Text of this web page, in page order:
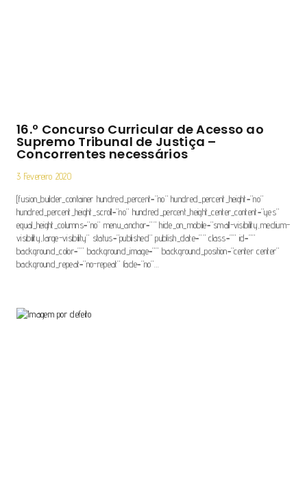
16.º Concurso Curricular de Acesso ao
Supremo Tribunal de Justiça –
Concorrentes necessários
3 Fevereiro 2020
[fusion_builder_container hundred_percent=”no” hundred_percent_height=”no”
hundred_percent_height_scroll=”no” hundred_percent_height_center_content=”yes”
equal_height_columns=”no” menu_anchor=”” hide_on_mobile=”small-visibility,medium-
visibility,large-visibility” status=”published” publish_date=”” class=”” id=””
background_color=”” background_image=”” background_position=”center center”
background_repeat=”no-repeat” fade=”no”…